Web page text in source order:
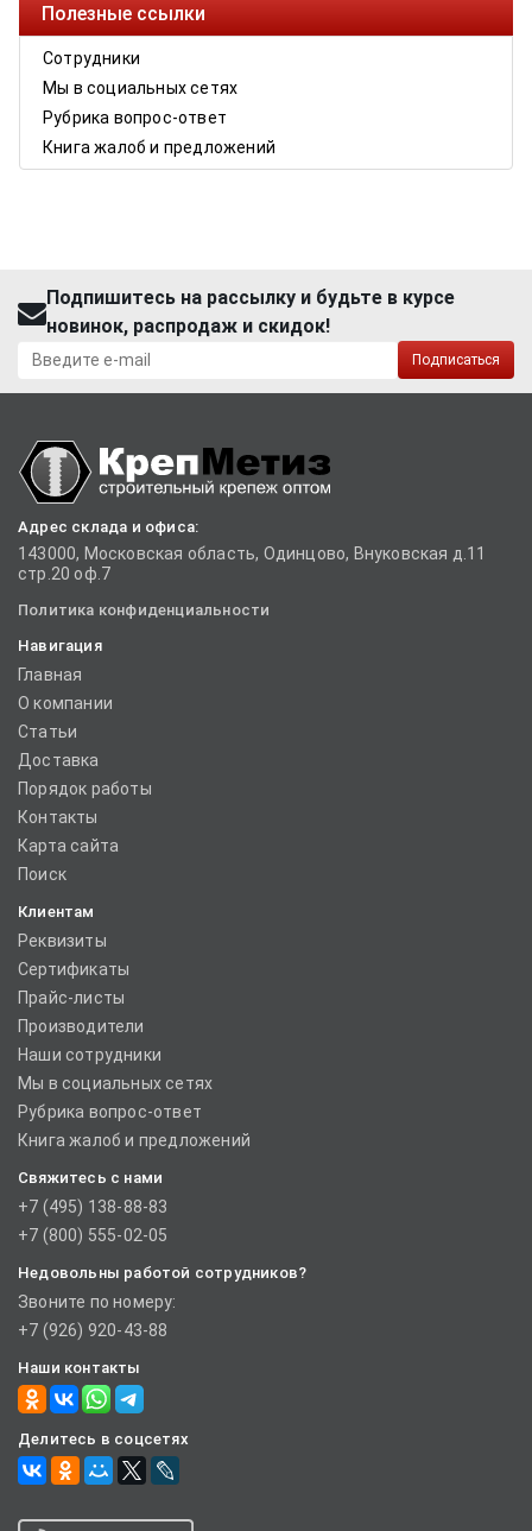
Полезные ссылки
Сотрудники
Мы в социальных сетях
Рубрика вопрос-ответ
Книга жалоб и предложений
Подпишитесь на рассылку и будьте в курсе
новинок, распродаж и скидок!
Подписаться
Адрес склада и офиса:
143000, Московская область, Одинцово, Внуковская д.11
стр.20 оф.7
Политика конфиденциальности
Навигация
Главная
О компании
Статьи
Доставка
Порядок работы
Контакты
Карта сайта
Поиск
Клиентам
Реквизиты
Сертификаты
Прайс-листы
Производители
Наши сотрудники
Мы в социальных сетях
Рубрика вопрос-ответ
Книга жалоб и предложений
Свяжитесь с нами
+7 (495) 138-88-83
+7 (800) 555-02-05
Недовольны работой сотрудников?
Звоните по номеру:
+7 (926) 920-43-88
Наши контакты
Делитесь в соцсетях